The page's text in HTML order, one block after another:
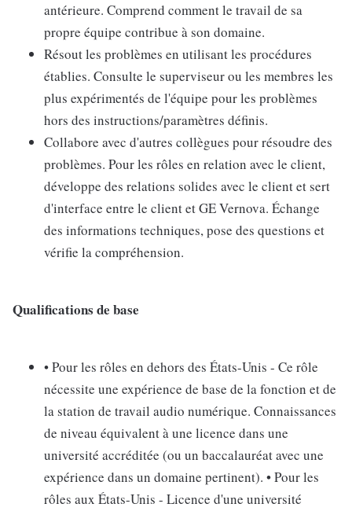
antérieure. Comprend comment le travail de sa
propre équipe contribue à son domaine.
Résout les problèmes en utilisant les procédures
établies. Consulte le superviseur ou les membres les
plus expérimentés de l'équipe pour les problèmes
hors des instructions/paramètres définis.
Collabore avec d'autres collègues pour résoudre des
problèmes. Pour les rôles en relation avec le client,
développe des relations solides avec le client et sert
d'interface entre le client et GE Vernova. Échange
des informations techniques, pose des questions et
vérifie la compréhension.
Qualifications de base
• Pour les rôles en dehors des États-Unis - Ce rôle
nécessite une expérience de base de la fonction et de
la station de travail audio numérique. Connaissances
de niveau équivalent à une licence dans une
université accréditée (ou un baccalauréat avec une
expérience dans un domaine pertinent). • Pour les
rôles aux États-Unis - Licence d'une université